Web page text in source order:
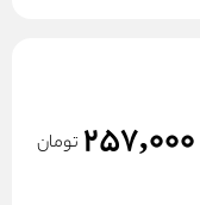
257,000 تومان